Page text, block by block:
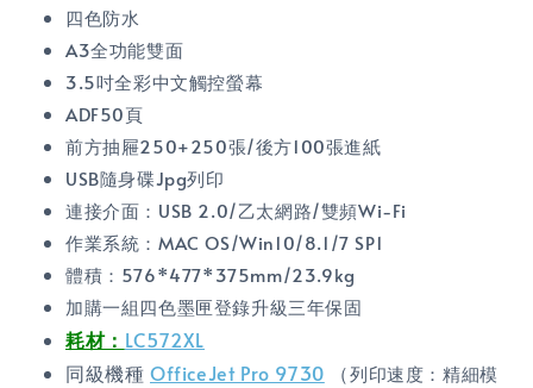
四色防水
A3全功能雙面
3.5吋全彩中文觸控螢幕
ADF50頁
前方抽屜250+250張/後方100張進紙
USB隨身碟Jpg列印
連接介面：USB 2.0/乙太網路/雙頻Wi-Fi
作業系統：MAC OS/Win10/8.1/7 SP1
體積：576*477*375mm/23.9kg
加購一組四色墨匣登錄升級三年保固
耗材： LC572XL
同級機種 OfficeJet Pro 9730 （列印速度：精細模